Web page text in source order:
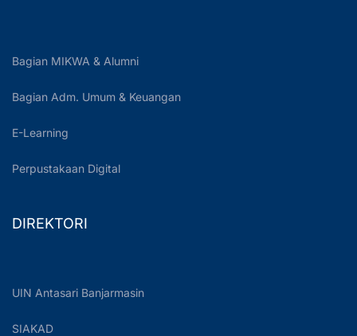
Bagian MIKWA & Alumni
Bagian Adm. Umum & Keuangan
E-Learning
Perpustakaan Digital
DIREKTORI
UIN Antasari Banjarmasin
SIAKAD